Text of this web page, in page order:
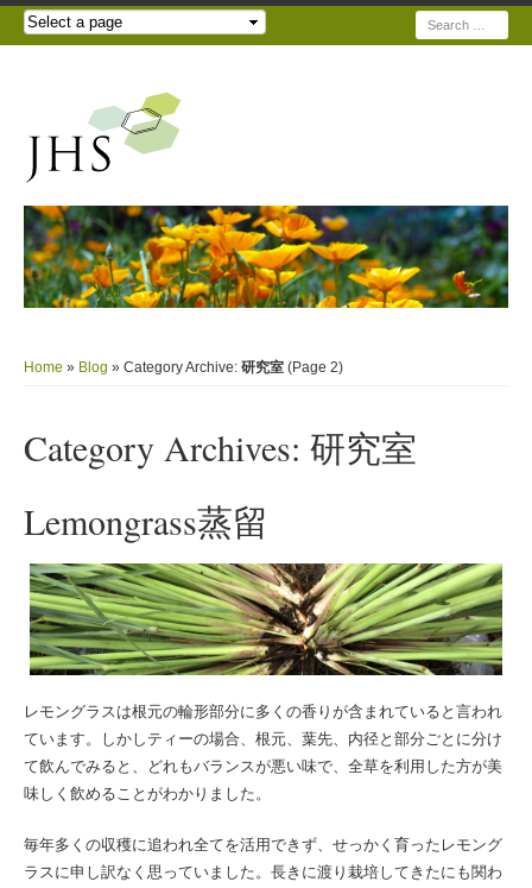
Search
Home » Blog » Category Archive: 研究室(Page 2)
Category Archives: 研究室
Lemongrass蒸留
レモングラスは根元の輪形部分に多くの香りが含まれていると言われ
ています。しかしティーの場合、根元、葉先、内径と部分ごとに分け
て飲んでみると、どれもバランスが悪い味で、全草を利用した方が美
味しく飲めることがわかりました。
毎年多くの収穫に追われ全てを活用できず、せっかく育ったレモング
ラスに申し訳なく思っていました。長きに渡り栽培してきたにも関わ